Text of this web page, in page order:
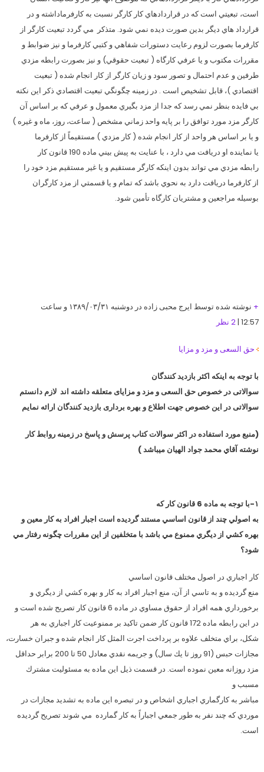
است، تبعيتي است كه در قراردادهاي كار كارگر نسبت به كارفرماداشته و در
قرارداد هاي ديگر بدين صورت ديده نمي شود. متذكر مي گردد تبعيت كارگر از
كارفرما بصورت لزوم رعايت دستورات شفاهي و كتبي كارفرما و نيز ضوابط و
مقررات مكتوب و يا عرفي كارگاه ( تبعيت حقوقي) و نيز بصورت رابطه مزدي
طرفين و عدم احتمال و تصور سود و زيان كارگر از كار انجام شده ( تبعيت
اقتصادي )، قابل تشخيص است . در زمينه چگونگي تبعيت اقتصادي ذكر اين نكته
بي فايده بنظر نمي رسد كه جدا از مزد بگيري معمول و عرفي كه بر اساس آن
كارگر مزد مورد توافق را بر پايه واحد زماني مشخص ( ساعت، روز، ماه و غيره )
و يا بر اساس هر واحد از كار انجام شده ( كار مزدي ) مستقيماً از كارفرما
يا نماينده او دريافت مي دارد ، با عنايت به پيش بيني ماده 190 قانون كار
رابطه مزدي مي تواند بدون اينكه كارگر مستقيم و يا غير مستقيم مزد خود را
از كارفرما دريافت دارد به نحوي باشد كه تمام و يا قسمتي از مزد كارگران
بوسيله مراجعين و مشتريان كارگاه تأمين شود.
+ نوشته شده توسط ایرج محبی زاده در دوشنبه ۱۳۸۹/۰۳/۳۱ و ساعت
12:57 | 2 نظر
حق السعی و مزد و مزایا
با توجه به اینکه اکثر بازدید کنندگان
سوالاتی در خصوص حق السعی و مزد و مزایای متعلقه داشته اند لازم دانستم
سوالاتی در این خصوص جهت اطلاع و بهره برداری بازدید کنندگان ارائه نمایم
(منبع مورد استفاده در اکثر سوالات کتاب پرسش و پاسخ در زمينه روابط کار
نوشته آقاي محمد جواد الهيان ميباشد )
۱-با توجه به ماده 6 قانون كار كه
به اصولي چند از قانون اساسي مستند گرديده است اجبار افراد به كار معين و
بهره كشي از ديگري ممنوع مي باشد با متخلفين از اين مقررات چگونه رفتار مي
شود؟
كار اجباري در اصول مختلف قانون اساسي
منع گرديده و به تاسي از آن، منع اجبار افراد به كار و بهره كشي از ديگري و
برخورداري همه افراد از حقوق مساوي در ماده 6 قانون كار تصريح شده است و
در اين رابطه ماده 172 قانون كار ضمن تاكيد بر ممنوعيت كار اجباري به هر
شكل، براي متخلف علاوه بر پرداخت اجرت المثل كار انجام شده و جبران خسارت،
مجازات حبس (91 روز تا يك سال) و جريمه نقدي معادل 50 تا 200 برابر حداقل
مزد روزانه معين نموده است. در قسمت ذيل اين ماده به مسئوليت مشترك
مسبب و
مباشر به كارگماري اجباري اشخاص و در تبصره اين ماده به تشديد مجازات در
موردي كه چند نفر به طور جمعي اجباراً به كار گمارده مي شوند تصريح گرديده
است.